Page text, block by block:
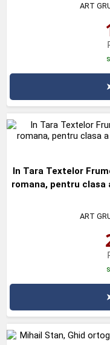
ART
In Tara Textelor
romana, pentru clasa
ART